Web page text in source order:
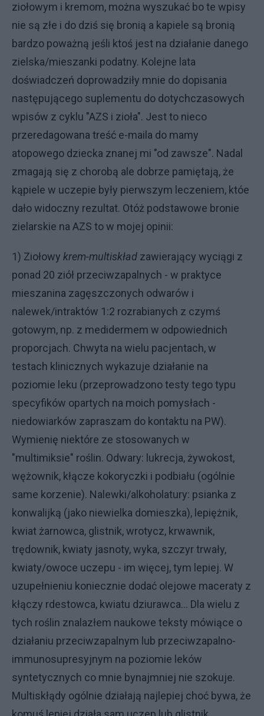
ziołowym i kremom, można wyszukać bo te wpisy
nie są złe i do dziś się bronią a kapiele są bronią
bardzo poważną jeśli ktoś jest na działanie danego
zielska/mieszanki podatny. Kolejne lata
doświadczeń doprowadziły mnie do dopisania
następującego suplementu do dotychczasowych
wpisów z cyklu "AZS i zioła". Jest to nieco
przeredagowana treść e-maila do mamy
atopowego dziecka znanej mi "od zawsze". Nadal
zmagają się z chorobą ale dobrze pamiętają, że
kąpiele w uczepie były pierwszym leczeniem, któe
dało widoczny rezultat. Otóż podstawowe bronie
zielarskie na AZS to w mojej opinii:
1) Ziołowy krem-multiskład zawierający wyciągi z
ponad 20 ziół przeciwzapalnych - w praktyce
mieszanina zagęszczonych odwarów i
nalewek/intraktów 1:2 rozrabianych z czymś
gotowym, np. z medidermem w odpowiednich
proporcjach. Chwyta na wielu pacjentach, w
testach klinicznych wykazuje działanie na
poziomie leku (przeprowadzono testy tego typu
specyfików opartych na moich pomysłach -
niedowiarków zapraszam do kontaktu na PW).
Wymienię niektóre ze stosowanych w
"multimiksie" roślin. Odwary: lukrecja, żywokost,
wężownik, kłącze kokoryczki i podbiału (ogólnie
same korzenie). Nalewki/alkoholatury: psianka z
konwalijką (jako niewielka domieszka), lepiężnik,
kwiat żarnowca, glistnik, wrotycz, krwawnik,
trędownik, kwiaty jasnoty, wyka, szczyr trwały,
kwiaty/owoce uczepu - im więcej, tym lepiej. W
uzupełnieniu koniecznie dodać olejowe maceraty z
kłączy rdestowca, kwiatu dziurawca... Dla wielu z
tych roślin znalazłem naukowe teksty mówiące o
działaniu przeciwzapalnym lub przeciwzapalno-
immunosupresyjnym na poziomie leków
syntetycznych co mnie bynajmniej nie szokuje.
Multiskłądy ogólnie działają najlepiej choć bywa, że